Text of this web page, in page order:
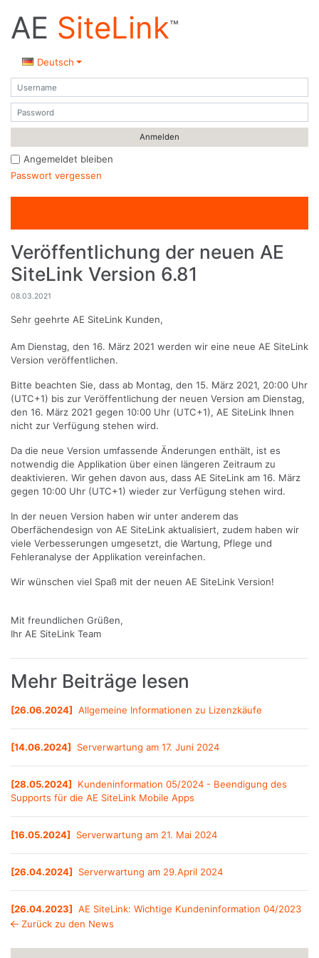
AE SiteLink™
Deutsch
Benutzername
Passwort
Angemeldet bleiben
Passwort vergessen
Veröffentlichung der neuen AE
SiteLink Version 6.81
08.03.2021
Sehr geehrte AE SiteLink Kunden,
Am Dienstag, den 16. März 2021 werden wir eine neue AE SiteLink
Version veröffentlichen.
Bitte beachten Sie, dass ab Montag, den 15. März 2021, 20:00 Uhr
(UTC+1) bis zur Veröffentlichung der neuen Version am Dienstag,
den 16. März 2021 gegen 10:00 Uhr (UTC+1), AE SiteLink Ihnen
nicht zur Verfügung stehen wird.
Da die neue Version umfassende Änderungen enthält, ist es
notwendig die Applikation über einen längeren Zeitraum zu
deaktivieren. Wir gehen davon aus, dass AE SiteLink am 16. März
gegen 10:00 Uhr (UTC+1) wieder zur Verfügung stehen wird.
In der neuen Version haben wir unter anderem das
Oberfächendesign von AE SiteLink aktualisiert, zudem haben wir
viele Verbesserungen umgesetzt, die Wartung, Pflege und
Fehleranalyse der Applikation vereinfachen.
Wir wünschen viel Spaß mit der neuen AE SiteLink Version!
Mit freundlichen Grüßen,
Ihr AE SiteLink Team
Mehr Beiträge lesen
[26.06.2024] Allgemeine Informationen zu Lizenzkäufe
[14.06.2024] Serverwartung am 17. Juni 2024
[28.05.2024]
Kundeninformation 05/2024 - Beendigung des
Supports für die AE SiteLink Mobile Apps
[16.05.2024] Serverwartung am 21. Mai 2024
[26.04.2024] Serverwartung am 29.April 2024
[26.04.2023] AE SiteLink: Wichtige Kundeninformation 04/2023
[30.03.2023] Kundeninformation 03/2023 - Beendigung des
Zurück zu den News